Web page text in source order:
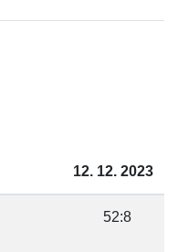
12. 12. 2023
52:8